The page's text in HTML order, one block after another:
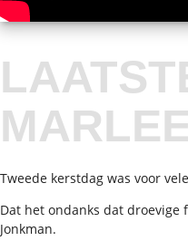
Tweede kerstdag was voor
Dat het ondanks dat
Jonkman.